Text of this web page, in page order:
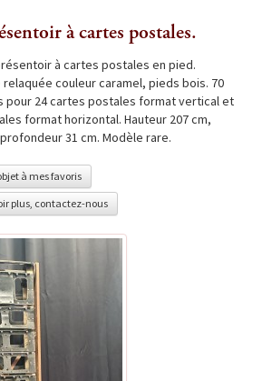
à cartes postales.
à cartes postales en pied.
relaquée couleur caramel, pieds bois. 70
pour 24 cartes postales format vertical et
format horizontal. Hauteur 207 cm,
31 cm. Modèle rare.
à mes favoris
plus, contactez-nous